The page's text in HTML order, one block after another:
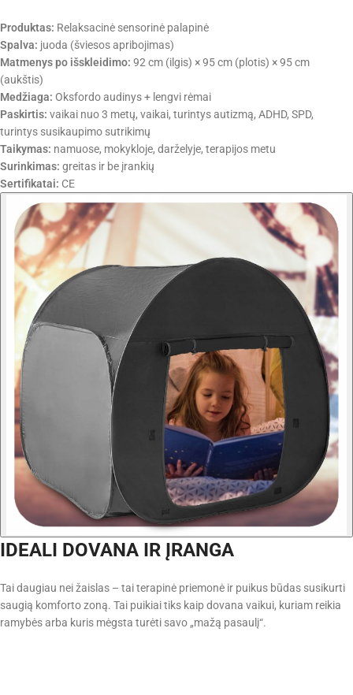
Produktas: Relaksacinė sensorinė palapinė
Spalva: juoda (šviesos apribojimas)
Matmenys po išskleidimo: 92 cm (ilgis) × 95 cm (plotis) × 95 cm
(aukštis)
Medžiaga: Oksfordo audinys + lengvi rėmai
Paskirtis: vaikai nuo 3 metų, vaikai, turintys autizmą, ADHD, SPD,
turintys susikaupimo sutrikimų
Taikymas: namuose, mokykloje, darželyje, terapijos metu
Surinkimas: greitas ir be įrankių
Sertifikatai: CE
IDEALI DOVANA IR ĮRANGA
Tai daugiau nei žaislas – tai terapinė priemonė ir puikus būdas susikurti
saugią komforto zoną. Tai puikiai tiks kaip dovana vaikui, kuriam reikia
ramybės arba kuris mėgsta turėti savo „mažą pasaulį“.